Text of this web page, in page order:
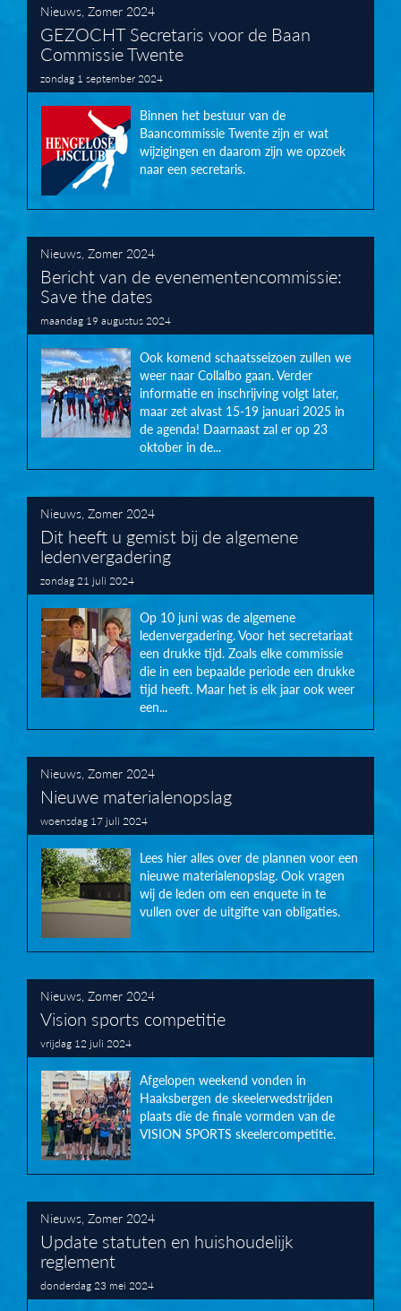
Nieuws Zomer 2024
GEZOCHT Secretaris voor de Baan
Commissie Twente
zondag 1 september 2024
Binnen het bestuur van de
Baancommissie Twente zijn er wat
wijzigingen en daarom zijn we opzoek
naar een secretaris.
Nieuws Zomer 2024
Bericht van de evenementencommissie:
Save the dates
maandag 19 augustus 2024
Ook komend schaatsseizoen zullen we
weer naar Collalbo gaan. Verder
informatie en inschrijving volgt later,
maar zet alvast 15-19 januari 2025 in
de agenda! Daarnaast zal er op 23
oktober in de...
Nieuws Zomer 2024
Dit heeft u gemist bij de algemene
ledenvergadering
zondag 21 juli 2024
Op 10 juni was de algemene
ledenvergadering. Voor het secretariaat
een drukke tijd. Zoals elke commissie
die in een bepaalde periode een drukke
tijd heeft. Maar het is elk jaar ook weer
een...
Nieuws Zomer 2024
Nieuwe materialenopslag
woensdag 17 juli 2024
Lees hier alles over de plannen voor een
nieuwe materialenopslag. Ook vragen
wij de leden om een enquete in te
vullen over de uitgifte van obligaties.
Nieuws Zomer 2024
Vision sports competitie
vrijdag 12 juli 2024
Afgelopen weekend vonden in
Haaksbergen de skeelerwedstrijden
plaats die de finale vormden van de
VISION SPORTS skeelercompetitie.
Nieuws Zomer 2024
Update statuten en huishoudelijk
reglement
donderdag 23 mei 2024